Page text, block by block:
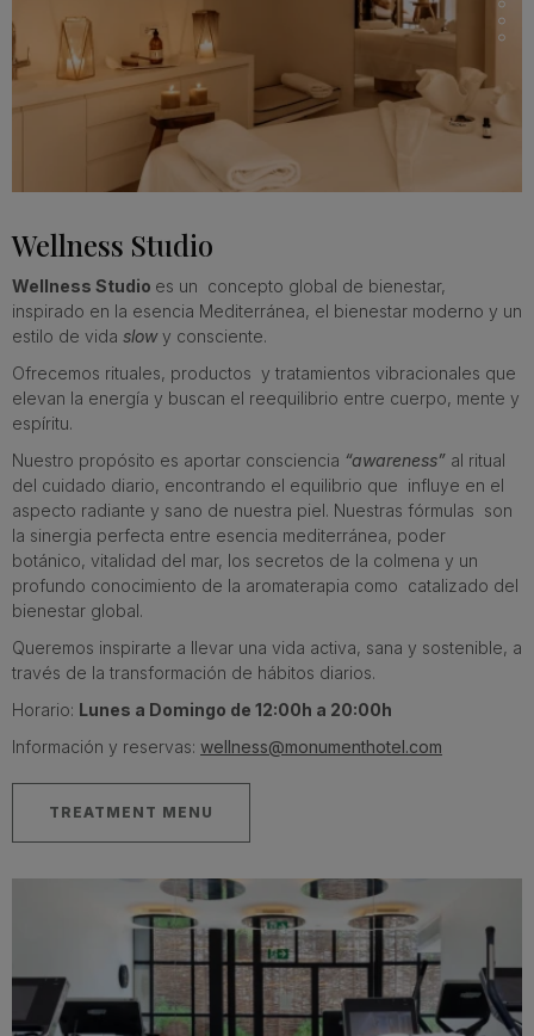
Wellness Studio
Wellness Studio es un concepto global de bienestar,
inspirado en la esencia Mediterránea, el bienestar moderno y un
estilo de vida slowy consciente.
Ofrecemos rituales, productos y tratamientos vibracionales que
elevan la energía y buscan el reequilibrio entre cuerpo, mente y
espíritu.
Nuestro propósito es aportar consciencia “awareness” al ritual
del cuidado diario, encontrando el equilibrio que influye en el
aspecto radiante y sano de nuestra piel. Nuestras fórmulas son
la sinergia perfecta entre esencia mediterránea, poder
botánico, vitalidad del mar, los secretos de la colmena y un
profundo conocimiento de la aromaterapia como catalizado del
bienestar global.
Queremos inspirarte a llevar una vida activa, sana y sostenible, a
través de la transformación de hábitos diarios.
Horario: Lunes a Domingo de 12:00h a 20:00h
Información y reservas: wellness@monumenthotel.com
TREATMENT MENU